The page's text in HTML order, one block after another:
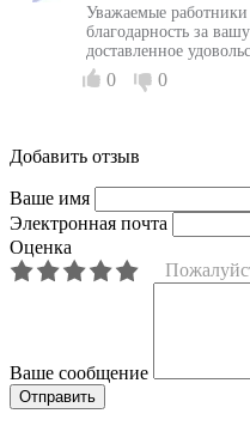
Уважаемые
благодарность за
доставленное
0 0
Добавить отзыв
Ваше имя
Электронная почта
Оценка
Ваше сообщение